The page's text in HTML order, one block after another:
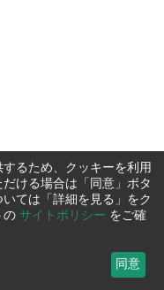
るため、クッキーを利用
ける場合は「同意」ボタ
ては「詳細を見る」をク
の サイトポリシー をご確
同意